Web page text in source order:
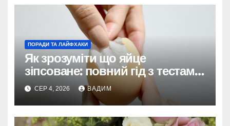
ПОРАДИ ТА ЛАЙФХАКИ
Як зрозуміти що яйце
зіпсоване: повний гід з тестами
та поясненнями
СЕР 4, 2026 ВАДИМ